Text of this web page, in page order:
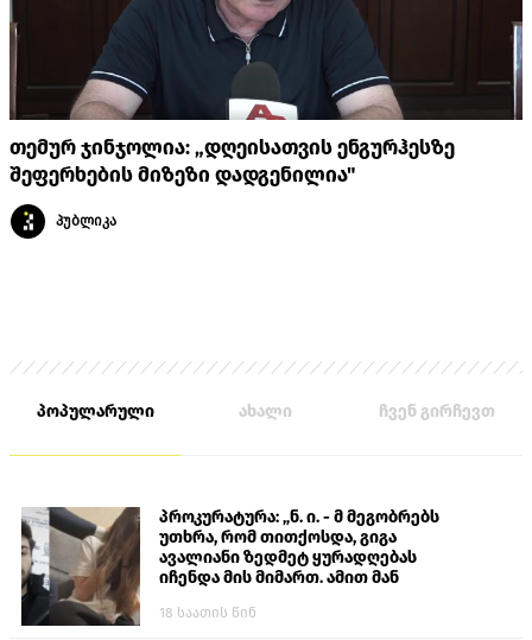
თემურ ჯინჯოლია: „დღეისათვის ენგურჰესზე
შეფერხების მიზეზი დადგენილია"
პუბლიკა
პოპულარული ახალი ჩვენ გირჩევთ
პროკურატურა: „ნ. ი. - მ მეგობრებს
უთხრა, რომ თითქოსდა, გიგა
ავალიანი ზედმეტ ყურადღებას
იჩენდა მის მიმართ. ამით მან
თავს დასხმოდა გიგა ავალიანს“
18 საათის წინ